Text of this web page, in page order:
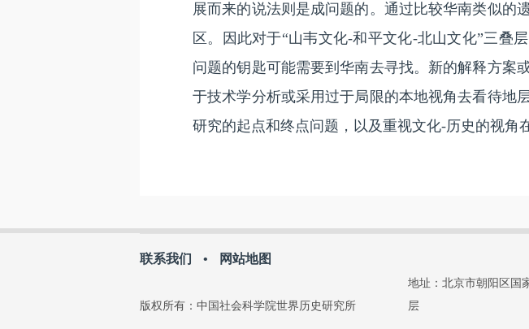
展而来的说法则是成问题的。通过比较华南类似的
区。因此对于“山韦文化-和平文化-北山文化”三叠
问题的钥匙可能需要到华南去寻找。新的解释方案
于技术学分析或采用过于局限的本地视角去看待地
研究的起点和终点问题，以及重视文化-历史的视角
联系我们 • 网站地图
版权所有：中国社会科学院世界历史研究所
地址：北京市朝阳区国
层